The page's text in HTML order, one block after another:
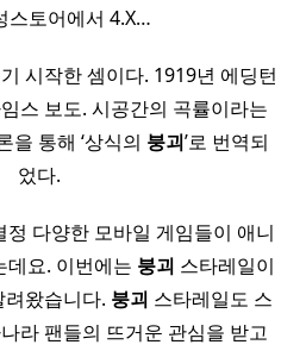
스토어에서 4.X…
시작한 셈이다. 1919년 에딩턴
스 보도. 시공간의 곡률이라는
을 통해 ‘상식의 붕괴’로 번역되
었다.
다양한 모바일 게임들이 애니
데요. 이번에는 붕괴 스타레일이
왔습니다. 붕괴 스타레일도 스
라 팬들의 뜨거운 관심을 받고